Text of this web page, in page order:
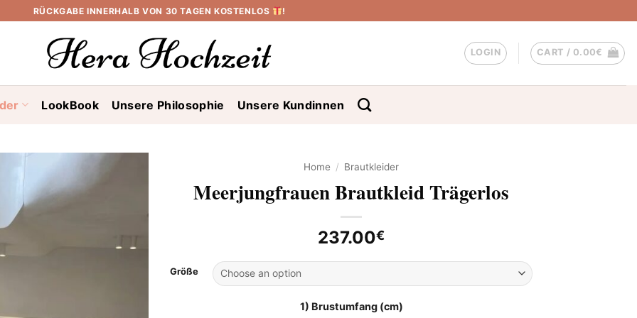
RÜCKGABE INNERHALB VON 30 TAGEN KOSTENLOS !
LOGIN CART / 0.00€
LookBook Unsere Philosophie Unsere Kundinnen
Home / Brautkleider
Meerjungfrauen Brautkleid Trägerlos
237.00€
Größe
1) Brustumfang (cm)